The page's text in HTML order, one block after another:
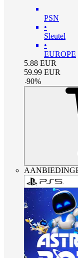
PSN
•
Sleutel
•
EUROPE
5.88 EUR
59.99 EUR
-90%